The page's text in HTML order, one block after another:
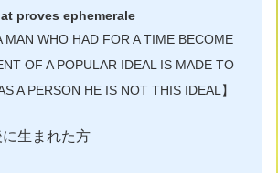
proves ephemerale
MAN WHO HAD FOR A TIME BECOME
OF A POPULAR IDEAL IS MADE TO
A PERSON HE IS NOT THIS IDEAL】
に生まれた方